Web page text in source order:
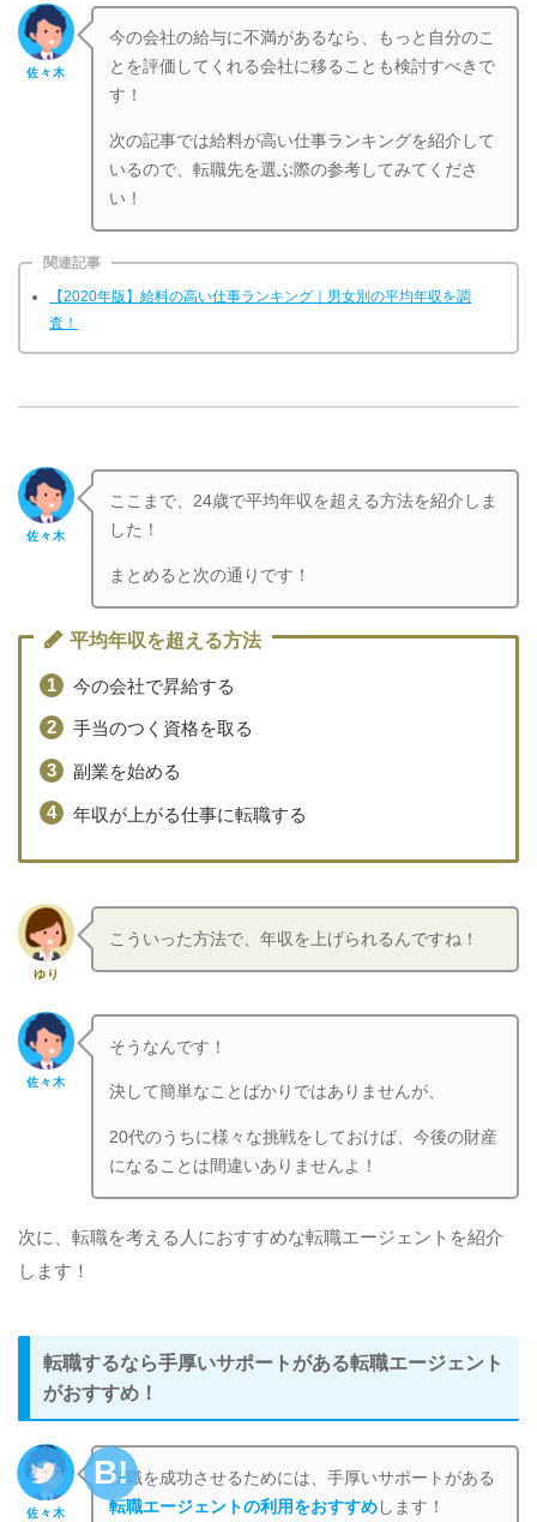
佐々木
今の会社の給与に不満があるなら、もっと自分のこ
とを評価してくれる会社に移ることも検討すべきで
す！
次の記事では給料が高い仕事ランキングを紹介して
いるので、転職先を選ぶ際の参考してみてくださ
い！
関連記事
【2020年版】給料の高い仕事ランキング｜男女別の平均年収を調
査！
佐々木
ここまで、24歳で平均年収を超える方法を紹介しま
した！
まとめると次の通りです！
平均年収を超える方法
今の会社で昇給する
手当のつく資格を取る
副業を始める
年収が上がる仕事に転職する
ゆり
こういった方法で、年収を上げられるんですね！
佐々木
そうなんです！
決して簡単なことばかりではありませんが、
20代のうちに様々な挑戦をしておけば、今後の財産
になることは間違いありませんよ！
次に、転職を考える人におすすめな転職エージェントを紹介
します！
転職するなら手厚いサポートがある転職エージェント
がおすすめ！
佐々木
転職を成功させるためには、手厚いサポートがある
転職エージェントの利用をおすすめ します！